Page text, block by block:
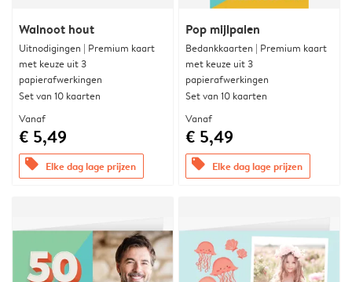
Walnoot hout
Uitnodigingen | Premium kaart
met keuze uit 3
papierafwerkingen
Set van 10 kaarten
Vanaf
€ 5,49
offers Elke dag lage prijzen
Pop mijlpalen
Bedankkaarten | Premium kaart
met keuze uit 3
papierafwerkingen
Set van 10 kaarten
Vanaf
€ 5,49
offers Elke dag lage prijzen